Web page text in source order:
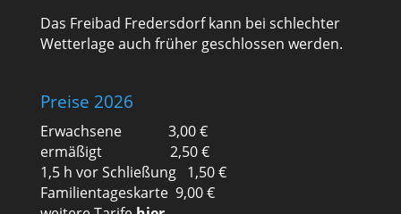
Das Freibad Fredersdorf kann bei schlechter
Wetterlage auch früher geschlossen werden.
Preise 2026
Erwachsene 3,00 €
ermäßigt 2,50 €
1,5 h vor Schließung 1,50 €
Familientageskarte 9,00 €